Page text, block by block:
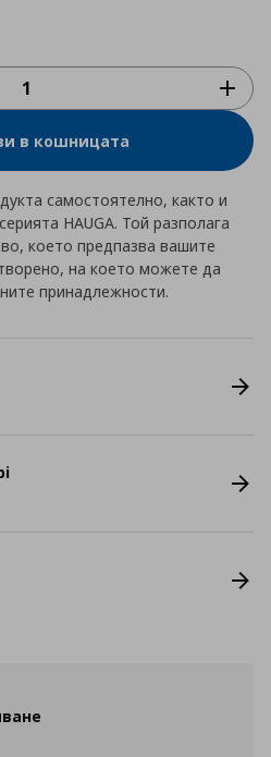
в кошницата
самостоятелно, както и
HAUGA. Той разполага
което предпазва вашите
на което можете да
принадлежности.